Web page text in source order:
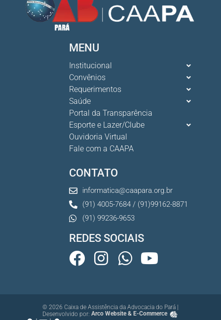
MENU
Institucional
Convênios
Requerimentos
Saúde
Portal da Transparência
Esporte e Lazer/Clube
Ouvidoria Virtual
Fale com a CAAPA
CONTATO
informatica@caapara.org.br
(91) 4005-7684 / (91)99162-8871
(91) 99236-9653
REDES SOCIAIS
© 2026 Caixa de Assistência da Advocacia do Pará |
Desenvolvido por: Arco Website & E-Commerce